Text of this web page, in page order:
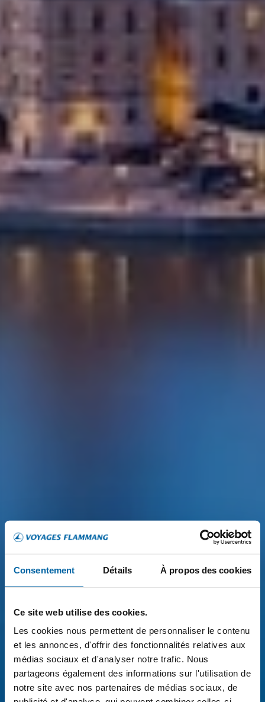
Consentement Détails À propos des cookies
Ce site web utilise des cookies.
Les cookies nous permettent de personnaliser le contenu
et les annonces, d'offrir des fonctionnalités relatives aux
médias sociaux et d'analyser notre trafic. Nous
partageons également des informations sur l'utilisation de
notre site avec nos partenaires de médias sociaux, de